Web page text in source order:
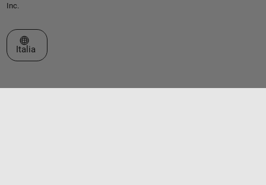
Inc.
Seleziona un sito web
Italia